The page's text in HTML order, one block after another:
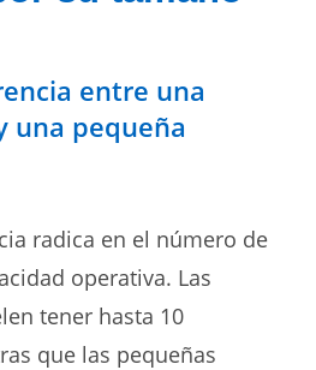
entre una
una pequeña
radica en el número de
operativa. Las
tener hasta 10
que las pequeñas